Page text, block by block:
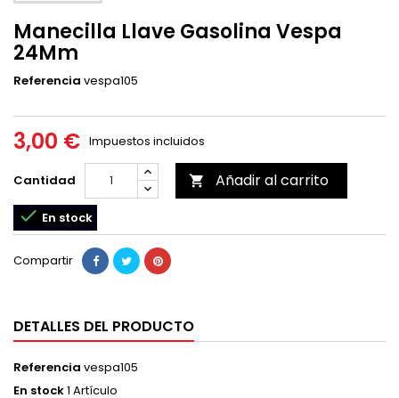
Manecilla Llave Gasolina Vespa
24Mm
Referencia vespa105
3,00 € Impuestos incluidos
Cantidad  Añadir al carrito
 En stock
Compartir
DETALLES DEL PRODUCTO
Referencia vespa105
En stock1 Artículo